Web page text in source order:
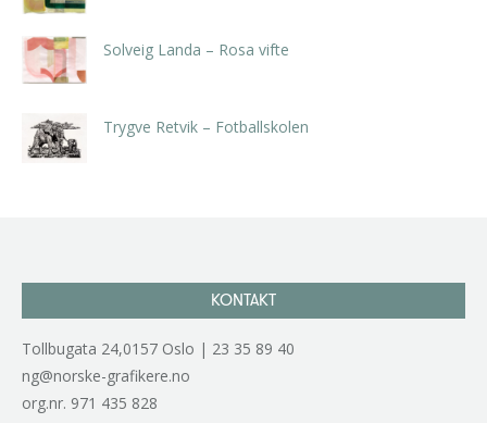
Solveig Landa – Rosa vifte
Trygve Retvik – Fotballskolen
KONTAKT
Tollbugata 24,0157 Oslo | 23 35 89 40
ng@norske-grafikere.no
org.nr. 971 435 828